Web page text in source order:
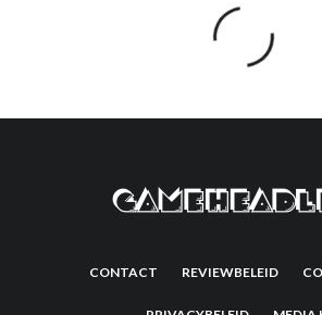
CONTACT REVIEWBELEID